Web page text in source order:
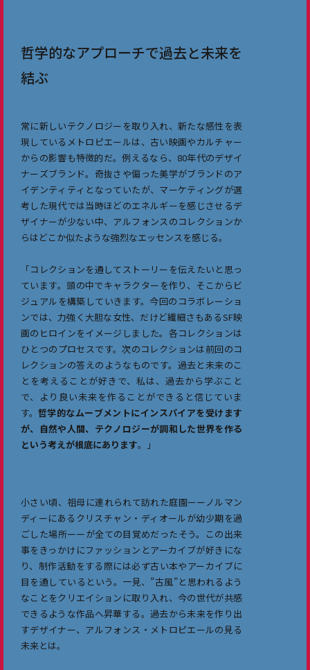
Shop
Fashion
Design / Art
Local
Research
Fanfare
哲学的なアプローチで過去と未来を
結ぶ
常に新しいテクノロジーを取り入れ、新たな感性を表
現しているメトロピエールは、古い映画やカルチャー
からの影響も特徴的だ。例えるなら、80年代のデザイ
ナーズブランド。奇抜さや偏った美学がブランドのア
イデンティティとなっていたが、マーケティングが選
考した現代では当時ほどのエネルギーを感じさせるデ
ザイナーが少ない中、アルフォンスのコレクションか
らはどこか似たような強烈なエッセンスを感じる。
「コレクションを通してストーリーを伝えたいと思っ
ています。頭の中でキャラクターを作り、そこからビ
ジュアルを構築していきます。今回のコラボレーショ
ンでは、力強く大胆な女性、だけど繊細さもあるSF映
画のヒロインをイメージしました。各コレクションは
ひとつのプロセスです。次のコレクションは前回のコ
レクションの答えのようなものです。過去と未来のこ
とを考えることが好きで、私は、過去から学ぶこと
で、より良い未来を作ることができると信じていま
す。 哲学的なムーブメントにインスパイアを受けます
が、自然や人間、テクノロジーが調和した世界を作る
という考えが根底にあります。」
小さい頃、祖母に連れられて訪れた庭園ーーノルマン
ディーにあるクリスチャン・ディオールが幼少期を過
ごした場所ーーが全ての目覚めだったそう。この出来
事をきっかけにファッションとアーカイブが好きにな
り、制作活動をする際には必ず古い本やアーカイブに
目を通しているという。一見、”古風”と思われるよう
なことをクリエイションに取り入れ、今の世代が共感
できるような作品へ昇華する。過去から未来を作り出
すデザイナー、アルフォンス・メトロピエールの見る
未来とは。